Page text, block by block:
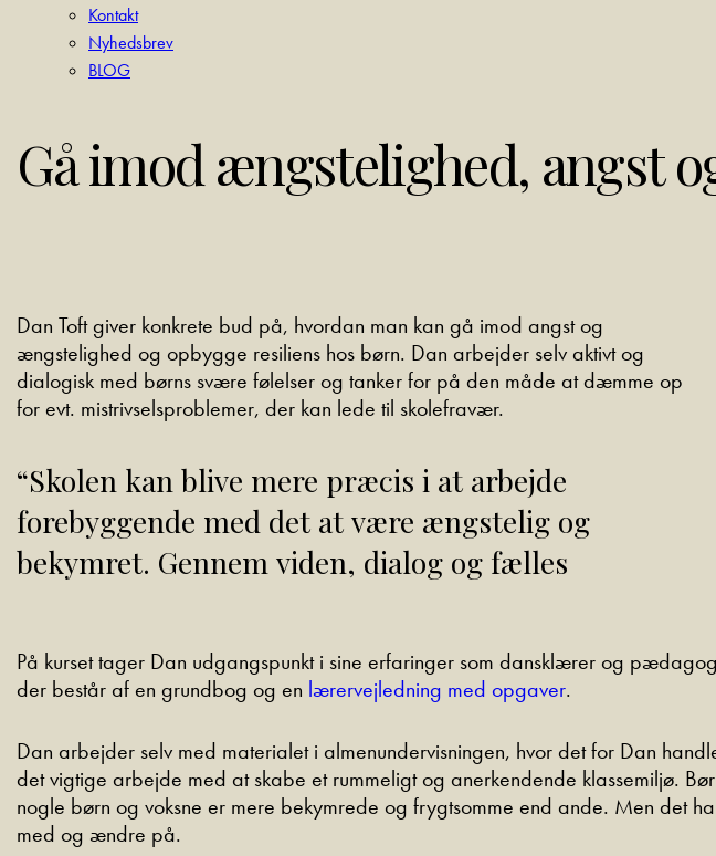
Kontakt
Nyhedsbrev
BLOG
Gå imod ængstelighed, angst
Dan Toft giver konkrete bud på, hvordan man kan gå imod angst og
ængstelighed og opbygge resiliens hos børn. Dan arbejder selv aktivt og
dialogisk med børns svære følelser og tanker for på den måde at dæmme op
for evt. mistrivselsproblemer, der kan lede til skolefravær.
“Skolen kan blive mere præcis i at arbejde
forebyggende med det at være ængstelig og
bekymret. Gennem viden, dialog og fælles
På kurset tager Dan udgangspunkt i sine erfaringer som dansklærer og
der består af en grundbog og en lærervejledning med opgaver.
Dan arbejder selv med materialet i almenundervisningen, hvor det for Dan
det vigtige arbejde med at skabe et rummeligt og anerkendende klassemiljø.
nogle børn og voksne er mere bekymrede og frygtsomme end ande. Men det
med og ændre på.